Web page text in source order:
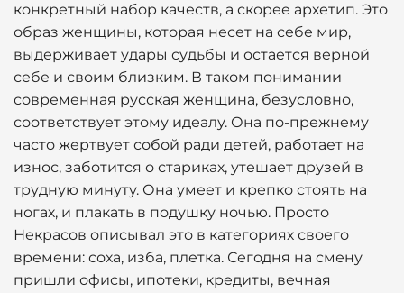
конкретный набор качеств, а скорее архетип. Это
образ женщины, которая несет на себе мир,
выдерживает удары судьбы и остается верной
себе и своим близким. В таком понимании
современная русская женщина, безусловно,
соответствует этому идеалу. Она по-прежнему
часто жертвует собой ради детей, работает на
износ, заботится о стариках, утешает друзей в
трудную минуту. Она умеет и крепко стоять на
ногах, и плакать в подушку ночью. Просто
Некрасов описывал это в категориях своего
времени: соха, изба, плетка. Сегодня на смену
пришли офисы, ипотеки, кредиты, вечная